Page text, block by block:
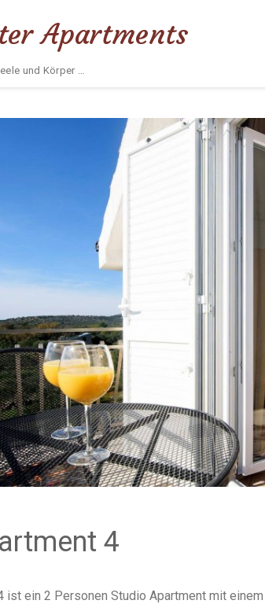
Apartments
und Körper …
4
ist ein 2 Personen Studio Apartment mit